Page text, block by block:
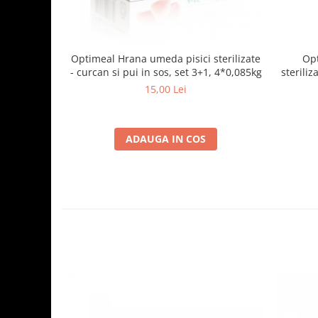
Optimeal Hrana umeda pisici sterilizate
- curcan si pui in sos, set 3+1, 4*0,085kg
15,00 Lei
ADAUGA IN COS